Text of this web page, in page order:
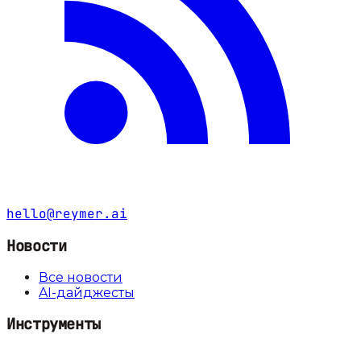
hello@reymer.ai
Новости
Все новости
AI-дайджесты
Инструменты